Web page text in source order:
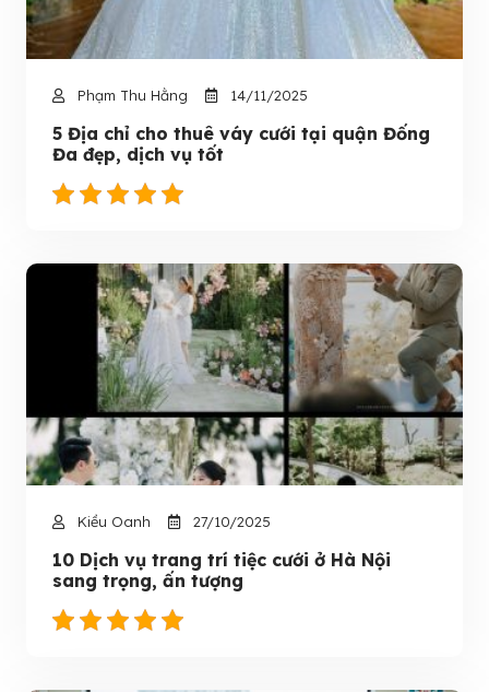
Phạm Thu Hằng 14/11/2025
5 Địa chỉ cho thuê váy cưới tại quận Đống
Đa đẹp, dịch vụ tốt
Kiều Oanh 27/10/2025
10 Dịch vụ trang trí tiệc cưới ở Hà Nội
sang trọng, ấn tượng